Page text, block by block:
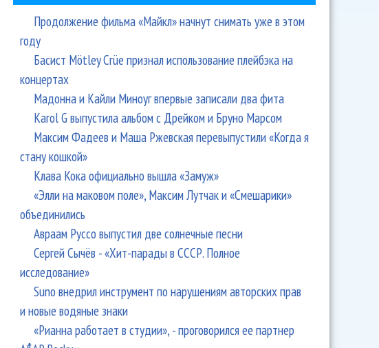
Продолжение фильма «Майкл» начнут снимать уже в этом
году
Басист Mötley Crüe признал использование плейбэка на
концертах
Мадонна и Кайли Миноуг впервые записали два фита
Karol G выпустила альбом с Дрейком и Бруно Марсом
Максим Фадеев и Маша Ржевская перевыпустили «Когда я
стану кошкой»
Клава Кока официально вышла «Замуж»
«Элли на маковом поле», Максим Лутчак и «Смешарики»
объединились
Авраам Руссо выпустил две солнечные песни
Сергей Сычёв - «Хит-парады в СССР. Полное
исследование»
Suno внедрил инструмент по нарушениям авторских прав
и новые водяные знаки
«Рианна работает в студии», - проговорился ее партнер